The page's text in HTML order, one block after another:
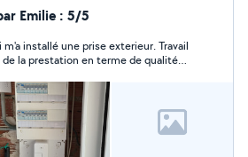
Emilie : 5/5
installé une prise exterieur. Travail
la prestation en terme de qualité